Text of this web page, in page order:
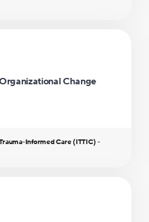
Change
Informed Care (ITTIC) -